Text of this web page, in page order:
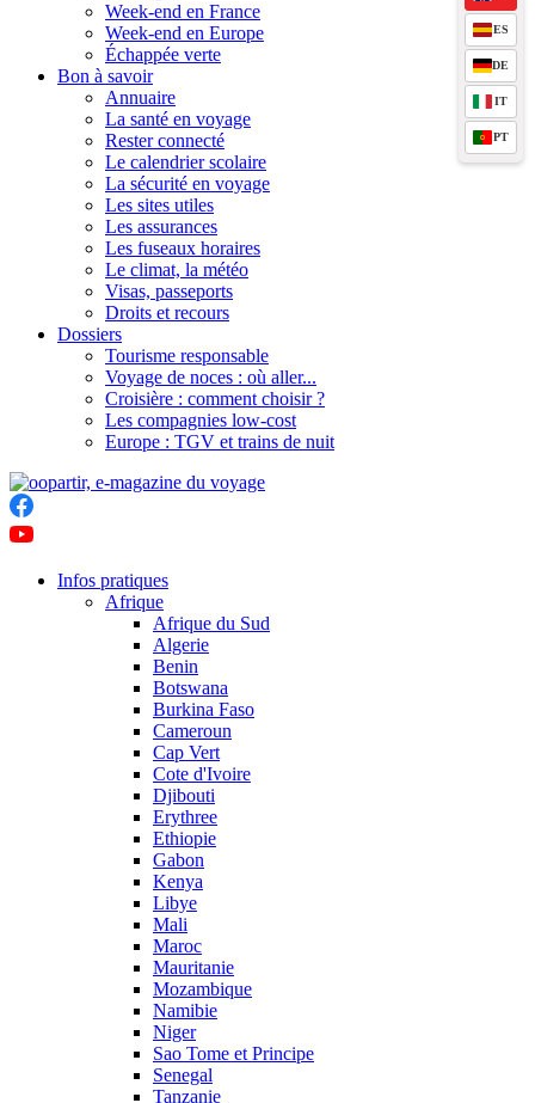
Week-end en France
Week-end en Europe
Échappée verte
Bon à savoir
Annuaire
La santé en voyage
Rester connecté
Le calendrier scolaire
La sécurité en voyage
Les sites utiles
Les assurances
Les fuseaux horaires
Le climat, la météo
Visas, passeports
Droits et recours
Dossiers
Tourisme responsable
Voyage de noces : où aller...
Croisière : comment choisir ?
Les compagnies low-cost
Europe : TGV et trains de nuit
ES
DE
IT
PT
Infos pratiques
Afrique
Afrique du Sud
Algerie
Benin
Botswana
Burkina Faso
Cameroun
Cap Vert
Cote d'Ivoire
Djibouti
Erythree
Ethiopie
Gabon
Kenya
Libye
Mali
Maroc
Mauritanie
Mozambique
Namibie
Niger
Sao Tome et Principe
Senegal
Tanzanie